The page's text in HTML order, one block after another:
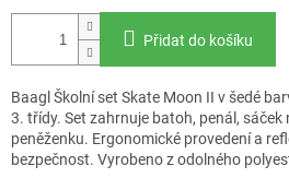
Přidat do košíku
Baagl Školní set Skate Moon II v šedé
3. třídy. Set zahrnuje batoh, penál, sáček
peněženku. Ergonomické provedení a
bezpečnost. Vyrobeno z odolného